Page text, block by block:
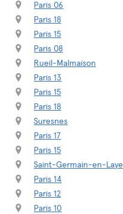
Paris 06
Paris 18
Paris 15
Paris 08
Rueil-Malmaison
Paris 13
Paris 15
Paris 18
Suresnes
Paris 17
Paris 15
Saint-Germain-en-Laye
Paris 14
Paris 12
Paris 10